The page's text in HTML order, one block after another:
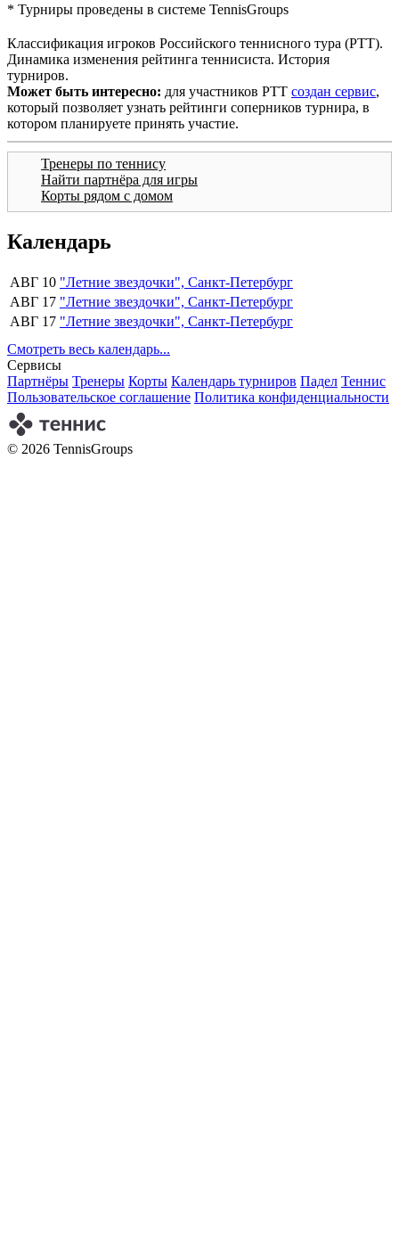
* Турниры проведены в системе TennisGroups
Классификация игроков Российского теннисного тура (РТТ).
Динамика изменения рейтинга теннисиста. История
турниров.
Может быть интересно: для участников РТТ создан сервис,
который позволяет узнать рейтинги соперников турнира, в
котором планируете принять участие.
Тренеры по теннису
Найти партнёра для игры
Корты рядом с домом
Календарь
АВГ 10 "Летние звездочки", Санкт-Петербург
АВГ 17 "Летние звездочки", Санкт-Петербург
АВГ 17 "Летние звездочки", Санкт-Петербург
Смотреть весь календарь...
Сервисы
Партнёры Тренеры Корты Календарь турниров Падел Теннис
Пользовательское соглашение Политика конфиденциальности
© 2026 TennisGroups